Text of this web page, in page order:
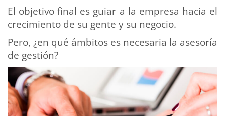
El objetivo final es guiar a la empresa hacia el
crecimiento de su gente y su negocio.
Pero, ¿en qué ámbitos es necesaria la asesoría
de gestión?